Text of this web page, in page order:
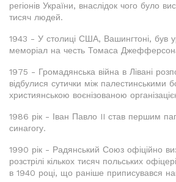
регіонів України, внаслідок чого було
тисяч людей.
1943 - У столиці США, Вашингтоні, був
меморіал на честь Томаса
1975 - Громадянська війна в Лівані
відбулися сутички між палестинськими
християнською воєнізованою
1986 рік - Іван Павло II став першим
синагогу.
1990 рік - Радянський Союз офіційно
розстрілі кількох тисяч польських
в 1940 році, що раніше приписувався